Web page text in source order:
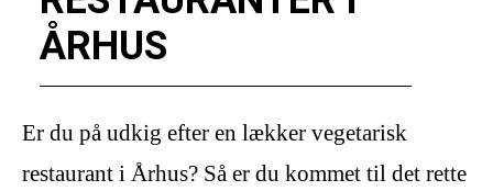
ÅRHUS
Er du på udkig efter en lækker vegetarisk
restaurant i Århus? Så er du kommet til det rette